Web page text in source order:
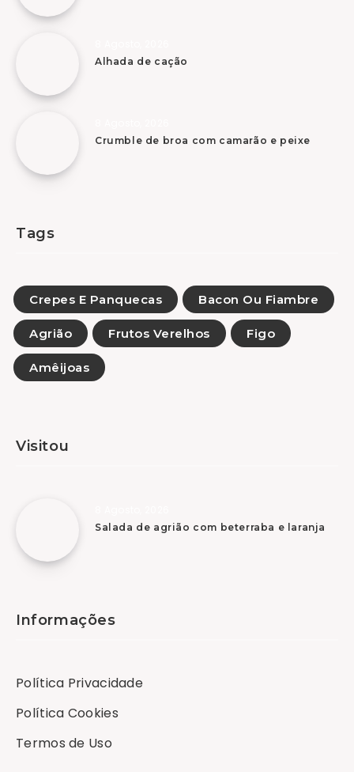
Alhada de cação
Crumble de broa com camarão e peixe
Tags
Crepes E Panquecas Bacon Ou Fiambre
Agrião Frutos Verelhos Figo
Amêijoas
Visitou
Salada de agrião com beterraba e laranja
Informações
Política Privacidade
Política Cookies
Termos de Uso